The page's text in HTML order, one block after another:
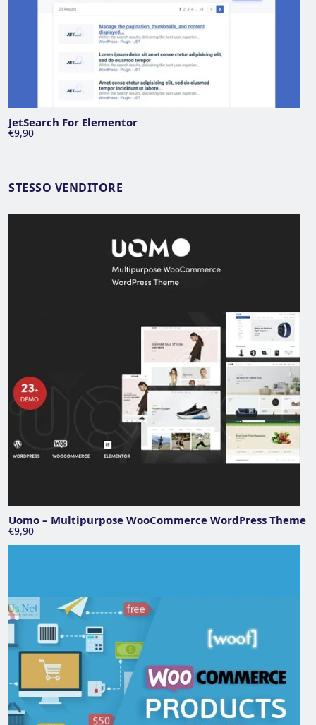
JetSearch For Elementor
€9,90
STESSO VENDITORE
Uomo – Multipurpose WooCommerce WordPress Theme
€9,90